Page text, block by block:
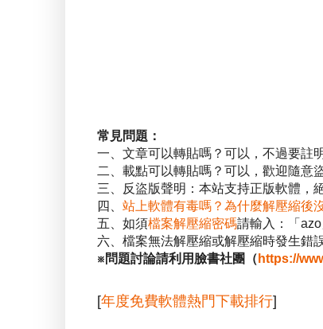
常見問題：
一、文章可以轉貼嗎？可以，不過要註
二、載點可以轉貼嗎？可以，歡迎隨意
三、反盜版聲明：本站支持正版軟體，
四、 站上軟體有毒嗎？為什麼解壓縮後
五、如須檔案解壓縮密碼請輸入：「
六、檔案無法解壓縮或解壓縮時發生錯
※問題討論請利用臉書社團（ https://
[年度免費軟體熱門下載排行]